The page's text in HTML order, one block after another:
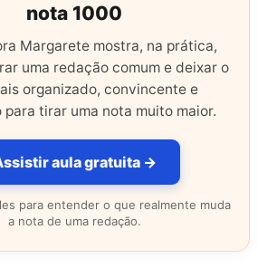
nota 1000
Margarete mostra, na prática,
uma redação comum e deixar o
organizado, convincente e
para tirar uma nota muito maior.
aula gratuita →
para entender o que realmente muda
a nota de uma redação.